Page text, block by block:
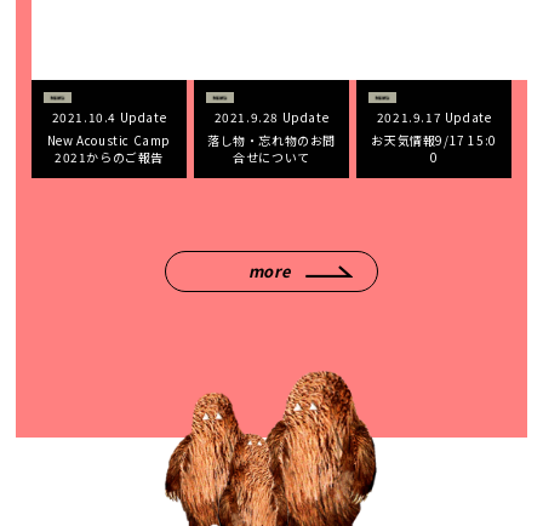
2021.10.4 Update
New Acoustic Camp
2021からのご報告
2021.9.28 Update
落し物・忘れ物のお問
合せについて
2021.9.17 Update
お天気情報9/17 15:0
0
more